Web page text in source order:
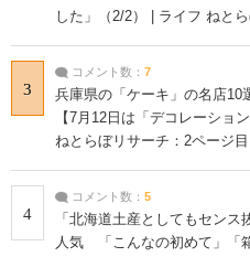
した」（2/2） | ライフ ねと
3
コメント数： 7
兵庫県の「ケーキ」の名店
【7月12日は「デコレーショ
ねとらぼリサーチ：2ページ目
4
コメント数： 5
「北海道土産としてもセンス
人気 「こんなの初めて」「